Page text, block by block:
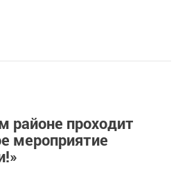
районе проходит
мероприятие